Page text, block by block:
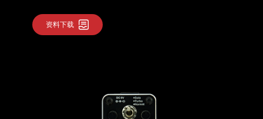
资料下载